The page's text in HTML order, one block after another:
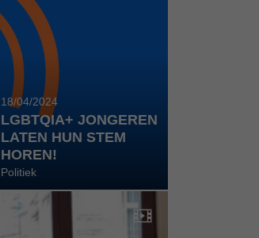
18/04/2024
LGBTQIA+ JONGEREN
LATEN HUN STEM
HOREN!
Politiek